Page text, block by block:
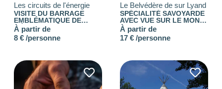
Les circuits de l'énergie
VISITE DU BARRAGE
EMBLÉMATIQUE DE
GÉNISSIAT
À partir de
8 € /personne
Le Belvédère de sur Lyand
SPÉCIALITÉ SAVOYARDE
AVEC VUE SUR LE MONT-
BLANC
À partir de
17 € /personne
NOTE
0— 15001